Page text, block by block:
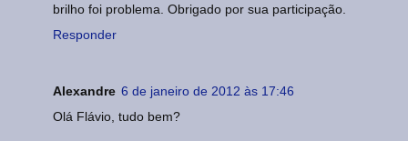
brilho foi problema. Obrigado por sua participação.
Responder
Alexandre 6 de janeiro de 2012 às 17:46
Olá Flávio, tudo bem?